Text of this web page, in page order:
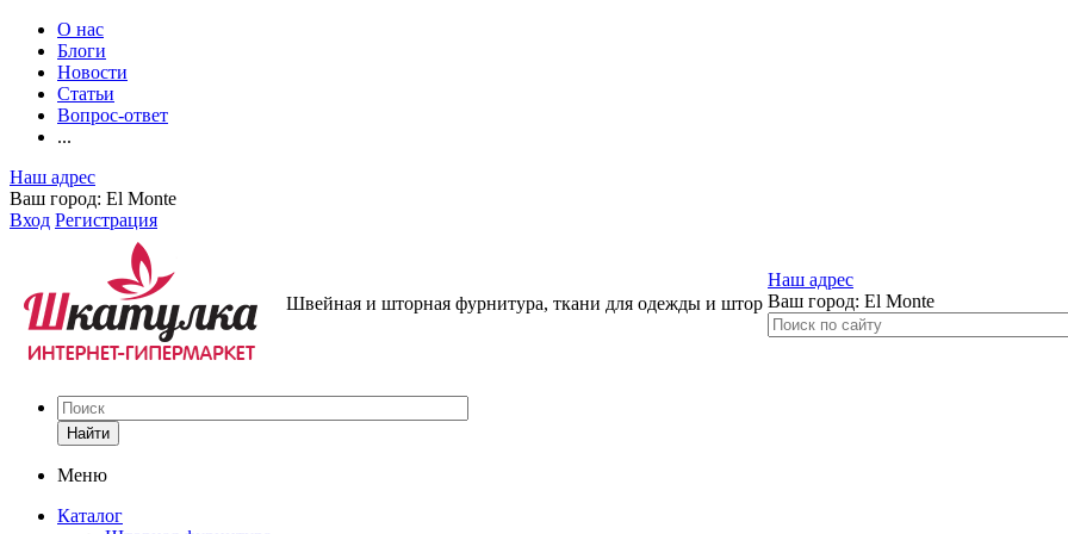
О нас
Блоги
Новости
Статьи
Вопрос-ответ
...
Наш адрес
Ваш город: El Monte
Вход Регистрация
Швейная и шторная фурнитура, ткани для одежды и штор
Наш адрес
Ваш город: El Monte
Найти
Меню
Каталог